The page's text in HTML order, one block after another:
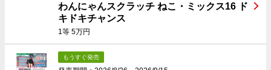
わんにゃんスクラッチ ねこ・ミックス16 ド
キドキチャンス
1等 5万円
もうすぐ発売